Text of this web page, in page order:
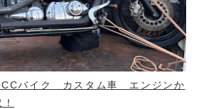
バイク カスタム車 エンジンか